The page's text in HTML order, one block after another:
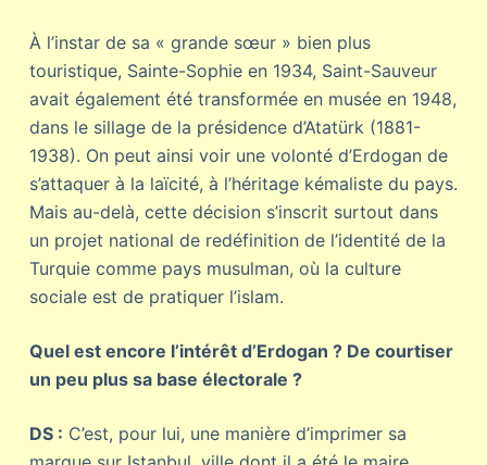
À l’instar de sa « grande sœur » bien plus
touristique, Sainte-Sophie en 1934, Saint-Sauveur
avait également été transformée en musée en 1948,
dans le sillage de la présidence d’Atatürk (1881-
1938). On peut ainsi voir une volonté d’Erdogan de
s’attaquer à la laïcité, à l’héritage kémaliste du pays.
Mais au-delà, cette décision s’inscrit surtout dans
un projet national de redéfinition de l’identité de la
Turquie comme pays musulman, où la culture
sociale est de pratiquer l’islam.
Quel est encore l’intérêt d’Erdogan ? De courtiser
un peu plus sa base électorale ?
DS : C’est, pour lui, une manière d’imprimer sa